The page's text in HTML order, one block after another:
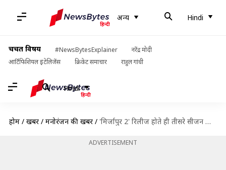
अन्य Hindi
चर्चित विषय #NewsBytesExplainer
नरेंद्र मोदी
आर्टिफिशियल इंटेलिजेंस
क्रिकेट समाचार राहुल गांधी
Hindi
होम / खबरें / मनोरंजन की खबरें / 'मिर्जापुर 2' रिलीज होते ही तीसरे सीजन की शुरू हुई तैयारियां, बढ़ाया गया बजट!
ADVERTISEMENT